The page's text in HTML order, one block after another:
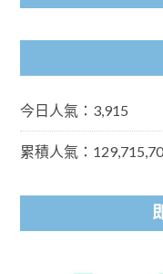
今日人氣：3,915
累積人氣：